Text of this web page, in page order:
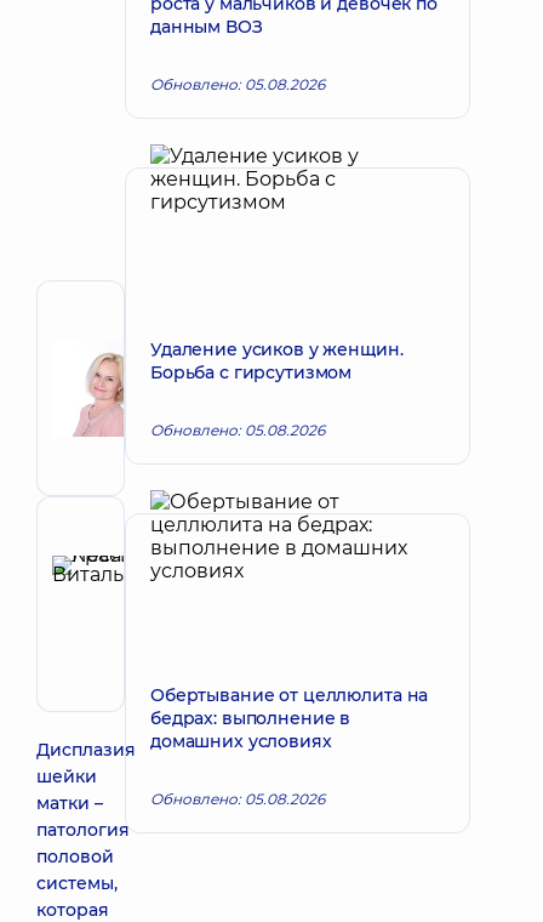
Корх
Наталья
Акушер-
ультразвуковой
диагностики
Запись к врачу
Рецензент
Красий
Врач
ультразвуковой
диагностики
Дисплазия
шейки
матки –
патология
половой
системы,
которая
данным ВОЗ
Обновлено: 05.08.2026
Удаление усиков у женщин.
Борьба с гирсутизмом
Обновлено: 05.08.2026
Обертывание от целлюлита на
бедрах: выполнение в
домашних условиях
Обновлено: 05.08.2026